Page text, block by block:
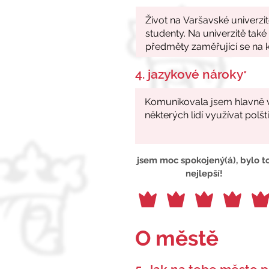
4. jazykové nároky*
jsem moc spokojený(á), bylo
nejlepší!
O městě